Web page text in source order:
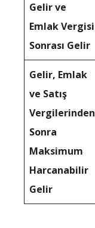
Gelir ve
Emlak Vergisi
Sonrası Gelir
Gelir, Emlak
ve Satış
Vergilerinden
Sonra
Maksimum
Harcanabilir
Gelir